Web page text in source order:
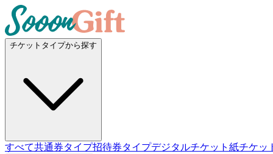
チケットタイプから探す
すべて共通券タイプ招待券タイプデジタルチケット 紙チケッ